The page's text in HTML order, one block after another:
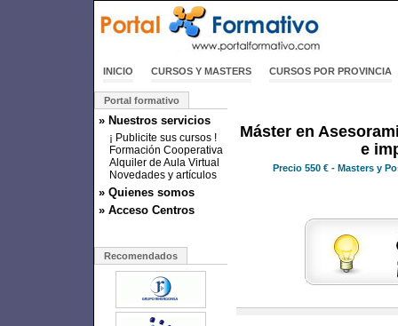
INICIO CURSOS Y MASTERS CURSOS POR PROVINCIA
Portal formativo
» Nuestros servicios
¡ Publicite sus cursos !
Formación Cooperativa
Alquiler de Aula Virtual
Novedades y artículos
» Quienes somos
» Acceso Centros
Recomendados
Máster en
e
Precio 550 € - Masters y